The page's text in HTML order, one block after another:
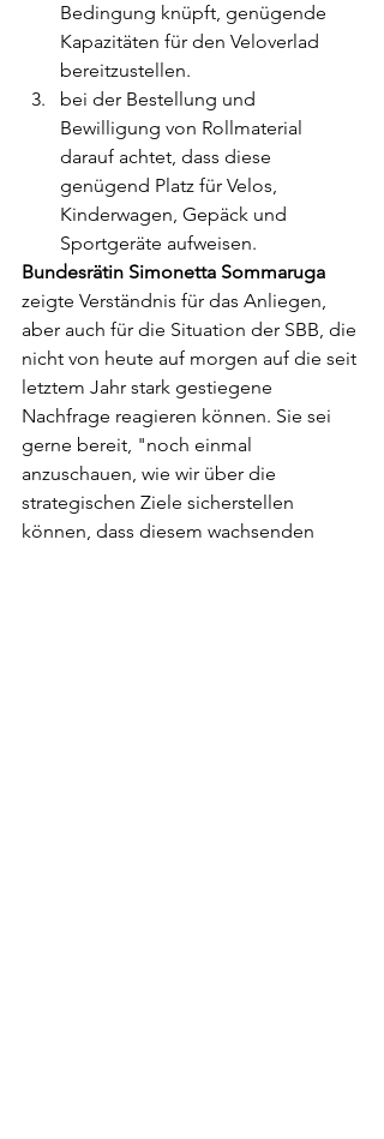
Bedingung knüpft, genügende
Kapazitäten für den Veloverlad
bereitzustellen.
bei der Bestellung und
Bewilligung von Rollmaterial
darauf achtet, dass diese
genügend Platz für Velos,
Kinderwagen, Gepäck und
Sportgeräte aufweisen.
Bundesrätin Simonetta Sommaruga
zeigte Verständnis für das Anliegen,
aber auch für die Situation der SBB, die
nicht von heute auf morgen auf die seit
letztem Jahr stark gestiegene
Nachfrage reagieren können. Sie sei
gerne bereit, "noch einmal
anzuschauen, wie wir über die
strategischen Ziele sicherstellen
können, dass diesem wachsenden